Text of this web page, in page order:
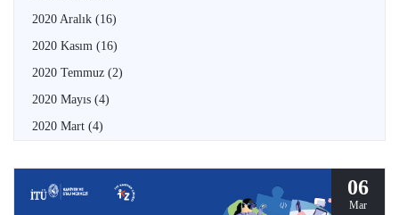
2020 Aralık (16)
2020 Kasım (16)
2020 Temmuz (2)
2020 Mayıs (4)
2020 Mart (4)
06
Mar